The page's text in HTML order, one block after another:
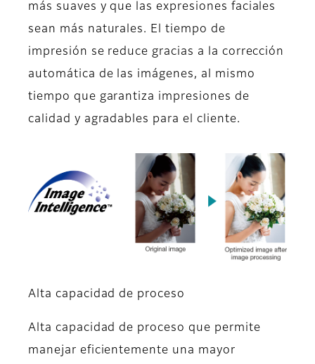
más suaves y que las expresiones faciales
sean más naturales. El tiempo de
impresión se reduce gracias a la corrección
automática de las imágenes, al mismo
tiempo que garantiza impresiones de
calidad y agradables para el cliente.
Alta capacidad de proceso
Alta capacidad de proceso que permite
manejar eficientemente una mayor